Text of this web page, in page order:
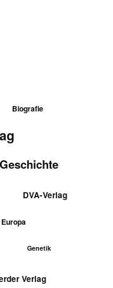
Biografie
DVA-Verlag
Europa
Genetik
Verlag